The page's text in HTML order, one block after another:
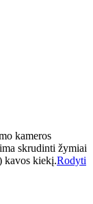
kameros
skrudinti žymiai
kavos kiekį.Rodyti